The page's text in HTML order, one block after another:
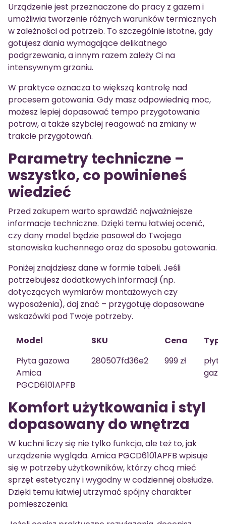
Urządzenie jest przeznaczone do pracy z gazem i
umożliwia tworzenie różnych warunków termicznych
w zależności od potrzeb. To szczególnie istotne, gdy
gotujesz dania wymagające delikatnego
podgrzewania, a innym razem zależy Ci na
intensywnym grzaniu.
W praktyce oznacza to większą kontrolę nad
procesem gotowania. Gdy masz odpowiednią moc,
możesz lepiej dopasować tempo przygotowania
potraw, a także szybciej reagować na zmiany w
trakcie przygotowań.
Parametry techniczne –
wszystko, co powinieneś
wiedzieć
Przed zakupem warto sprawdzić najważniejsze
informacje techniczne. Dzięki temu łatwiej ocenić,
czy dany model będzie pasował do Twojego
stanowiska kuchennego oraz do sposobu gotowania.
Poniżej znajdziesz dane w formie tabeli. Jeśli
potrzebujesz dodatkowych informacji (np.
dotyczących wymiarów montażowych czy
wyposażenia), daj znać – przygotuję dopasowane
wskazówki pod Twoje potrzeby.
Model SKU Cena
Typ
Płyta gazowa
Amica
PGCD6101APFB
280507fd36e2 999 zł
płyta
Komfort użytkowania i styl
dopasowany do wnętrza
W kuchni liczy się nie tylko funkcja, ale też to, jak
urządzenie wygląda. Amica PGCD6101APFB wpisuje
się w potrzeby użytkowników, którzy chcą mieć
sprzęt estetyczny i wygodny w codziennej obsłudze.
Dzięki temu łatwiej utrzymać spójny charakter
pomieszczenia.